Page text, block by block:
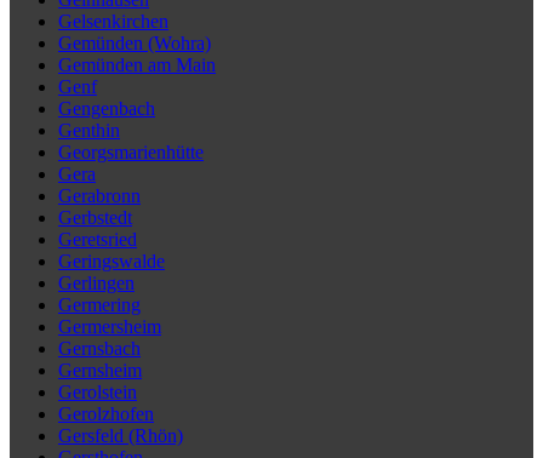
Gelsenkirchen
Gemünden (Wohra)
Gemünden am Main
Genf
Gengenbach
Genthin
Georgsmarienhütte
Gera
Gerabronn
Gerbstedt
Geretsried
Geringswalde
Gerlingen
Germering
Germersheim
Gernsbach
Gernsheim
Gerolstein
Gerolzhofen
Gersfeld (Rhön)